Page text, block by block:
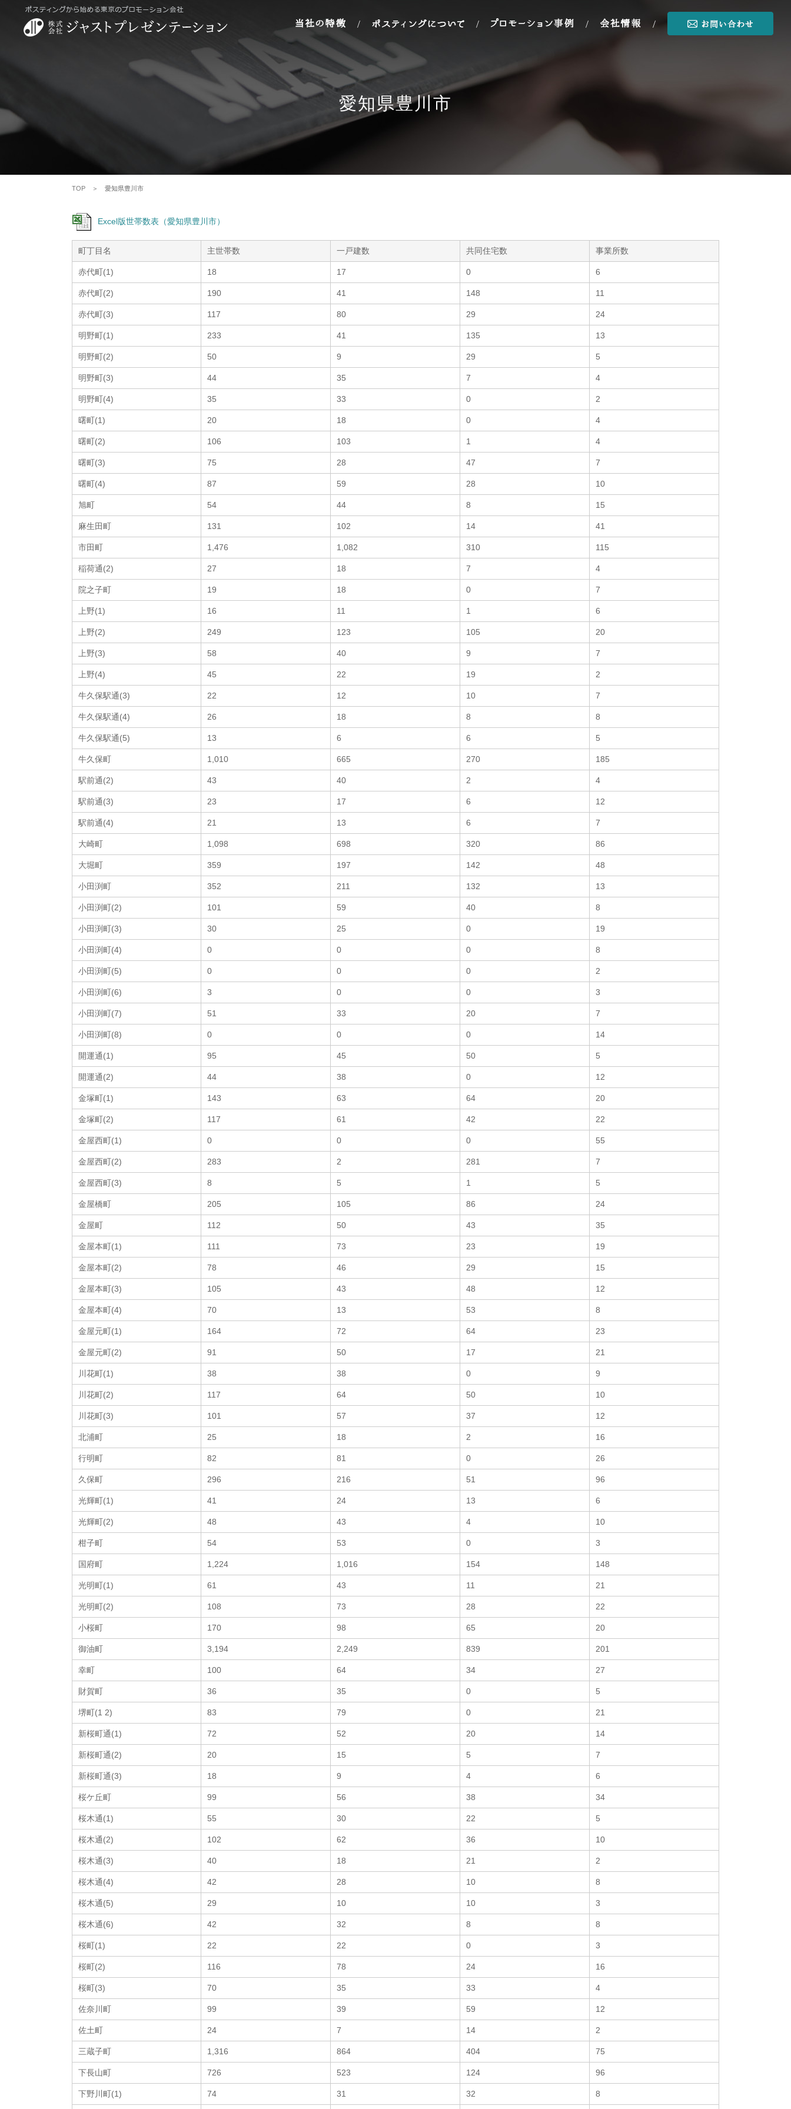
/ / / /
愛知県豊川市
TOP ＞ 愛知県豊川市
Excel版世帯数表（愛知県豊川市）
町丁目名 主世帯数 一戸建数 共同住宅数 事業所数
赤代町(1) 18 17 0 6
赤代町(2) 190 41 148 11
赤代町(3) 117 80 29 24
明野町(1) 233 41 135 13
明野町(2) 50 9 29 5
明野町(3) 44 35 7 4
明野町(4) 35 33 0 2
曙町(1) 20 18 0 4
曙町(2) 106 103 1 4
曙町(3) 75 28 47 7
曙町(4) 87 59 28 10
旭町 54 44 8 15
麻生田町 131 102 14 41
市田町 1,476 1,082 310 115
稲荷通(2) 27 18 7 4
院之子町 19 18 0 7
上野(1) 16 11 1 6
上野(2) 249 123 105 20
上野(3) 58 40 9 7
上野(4) 45 22 19 2
牛久保駅通(3) 22 12 10 7
牛久保駅通(4) 26 18 8 8
牛久保駅通(5) 13 6 6 5
牛久保町 1,010 665 270 185
駅前通(2) 43 40 2 4
駅前通(3) 23 17 6 12
駅前通(4) 21 13 6 7
大崎町 1,098 698 320 86
大堀町 359 197 142 48
小田渕町 352 211 132 13
小田渕町(2) 101 59 40 8
小田渕町(3) 30 25 0 19
小田渕町(4) 0 0 0 8
小田渕町(5) 0 0 0 2
小田渕町(6) 3 0 0 3
小田渕町(7) 51 33 20 7
小田渕町(8) 0 0 0 14
開運通(1) 95 45 50 5
開運通(2) 44 38 0 12
金塚町(1) 143 63 64 20
金塚町(2) 117 61 42 22
金屋西町(1) 0 0 0 55
金屋西町(2) 283 2 281 7
金屋西町(3) 8 5 1 5
金屋橋町 205 105 86 24
金屋町 112 50 43 35
金屋本町(1) 111 73 23 19
金屋本町(2) 78 46 29 15
金屋本町(3) 105 43 48 12
金屋本町(4) 70 13 53 8
金屋元町(1) 164 72 64 23
金屋元町(2) 91 50 17 21
川花町(1) 38 38 0 9
川花町(2) 117 64 50 10
川花町(3) 101 57 37 12
北浦町 25 18 2 16
行明町 82 81 0 26
久保町 296 216 51 96
光輝町(1) 41 24 13 6
光輝町(2) 48 43 4 10
柑子町 54 53 0 3
国府町 1,224 1,016 154 148
光明町(1) 61 43 11 21
光明町(2) 108 73 28 22
小桜町 170 98 65 20
御油町 3,194 2,249 839 201
幸町 100 64 34 27
財賀町 36 35 0 5
堺町(1 2) 83 79 0 21
新桜町通(1) 72 52 20 14
新桜町通(2) 20 15 5 7
新桜町通(3) 18 9 4 6
桜ケ丘町 99 56 38 34
桜木通(1) 55 30 22 5
桜木通(2) 102 62 36 10
桜木通(3) 40 18 21 2
桜木通(4) 42 28 10 8
桜木通(5) 29 10 10 3
桜木通(6) 42 32 8 8
桜町(1) 22 22 0 3
桜町(2) 116 78 24 16
桜町(3) 70 35 33 4
佐奈川町 99 39 59 12
佐土町 24 7 14 2
三蔵子町 1,316 864 404 75
下長山町 726 523 124 96
下野川町(1) 74 31 32 8